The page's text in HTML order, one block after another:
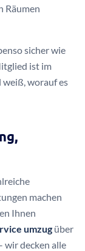
Räumen
sicher wie
ist im
worauf es
machen
Ihnen
umzug über
wir decken alle